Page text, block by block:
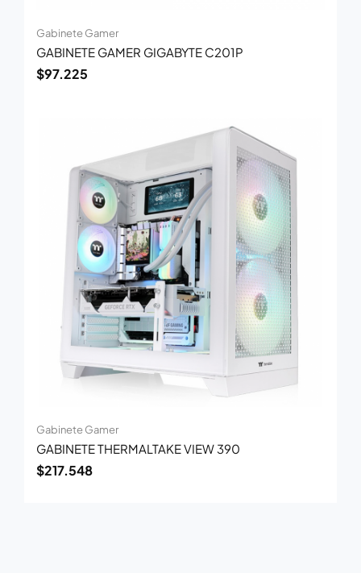
Gabinete Gamer
GABINETE GAMER GIGABYTE C201P
$97.225
Gabinete Gamer
GABINETE THERMALTAKE VIEW 390
$217.548